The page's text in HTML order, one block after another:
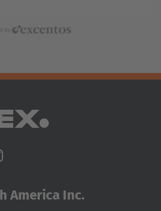
by excentos
America Inc.